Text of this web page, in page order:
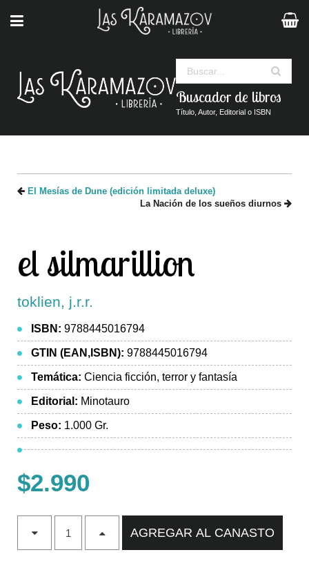
Buscador de libros
Título, Autor, Editorial o ISBN
El Mesías de Dune (edición limitada deluxe)
La Nación de los sueños diurnos
el silmarillion
toklien, j.r.r.
ISBN: 9788445016794
GTIN (EAN,ISBN): 9788445016794
Temática: Ciencia ficción, terror y fantasía
Editorial: Minotauro
Peso: 1.000 Gr.
$2.990
AGREGAR AL CANASTO